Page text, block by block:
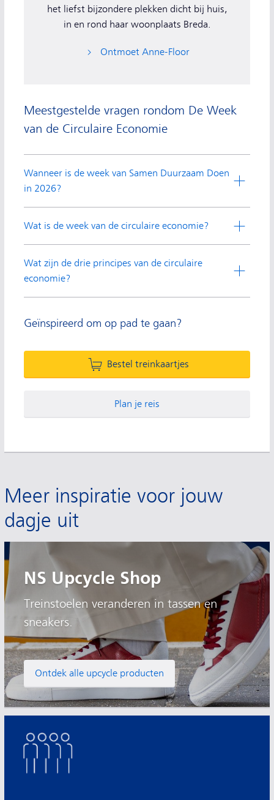
het liefst bijzondere plekken dicht bij huis,
in en rond haar woonplaats Breda.
Ontmoet Anne-Floor
Meestgestelde vragen rondom De Week
van de Circulaire Economie
Wanneer is de week van Samen Duurzaam Doen
in 2026?
Wat is de week van de circulaire economie?
Wat zijn de drie principes van de circulaire
economie?
Geïnspireerd om op pad te gaan?
Bestel treinkaartjes
Plan je reis
Meer inspiratie voor jouw
dagje uit
NS Upcycle Shop
Treinstoelen veranderen in tassen en
sneakers.
Ontdek alle upcycle producten